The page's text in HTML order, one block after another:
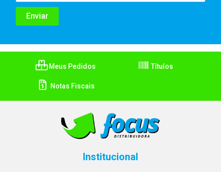
Meus Pedidos Títulos
Notas Fiscais
Institucional